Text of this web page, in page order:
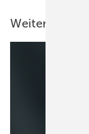
Weitere Inhalte